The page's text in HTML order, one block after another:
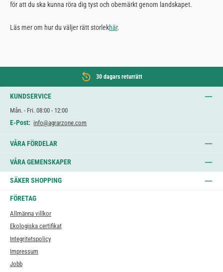
för att du ska kunna röra dig tyst och obemärkt genom landskapet.
Läs mer om hur du väljer rätt storlekhär.
30 dagars returrätt
KUNDSERVICE
Mån. - Fri. 08:00 - 12:00
E-Post: info@agrarzone.com
VÅRA FÖRDELAR
VÅRA GEMENSKAPER
SÄKER SHOPPING
FÖRETAG
Allmänna villkor
Ekologiska certifikat
Integritetspolicy
Impressum
Jobb